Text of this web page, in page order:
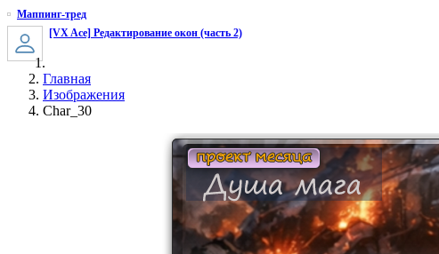
Маппинг-тред
[VX Ace] Редактирование окон (часть 2)
Главная
Изображения
Char_30